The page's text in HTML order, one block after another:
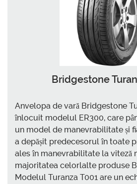
Bridgestone
Anvelopa de vară Bridgestone
înlocuit modelul ER300, care
un model de manevrabilitate și
a depășit predecesorul în toate
ales în manevrabilitate la viteză
majoritatea celorlalte produse
Modelul Turanza T001 are un